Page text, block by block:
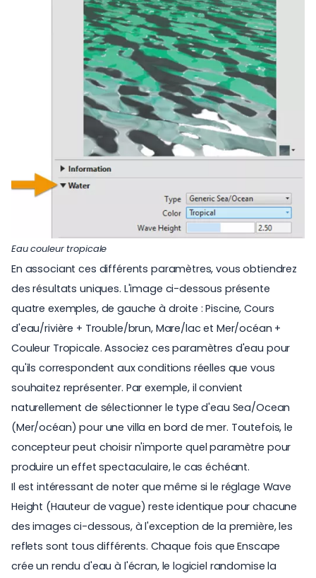
Eau couleur tropicale
En associant ces différents paramètres, vous obtiendrez
des résultats uniques. L'image ci-dessous présente
quatre exemples, de gauche à droite : Piscine, Cours
d'eau/rivière + Trouble/brun, Mare/lac et Mer/océan +
Couleur Tropicale. Associez ces paramètres d'eau pour
qu'ils correspondent aux conditions réelles que vous
souhaitez représenter. Par exemple, il convient
naturellement de sélectionner le type d'eau Sea/Ocean
(Mer/océan) pour une villa en bord de mer. Toutefois, le
concepteur peut choisir n'importe quel paramètre pour
produire un effet spectaculaire, le cas échéant.
Il est intéressant de noter que même si le réglage Wave
Height (Hauteur de vague) reste identique pour chacune
des images ci-dessous, à l'exception de la première, les
reflets sont tous différents. Chaque fois que Enscape
crée un rendu d'eau à l'écran, le logiciel randomise la